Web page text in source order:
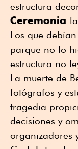
estructura
Ceremonia
Los que
parque no lo
estructura no
La muerte de
fotógrafos y
tragedia
decisiones y
organizadores